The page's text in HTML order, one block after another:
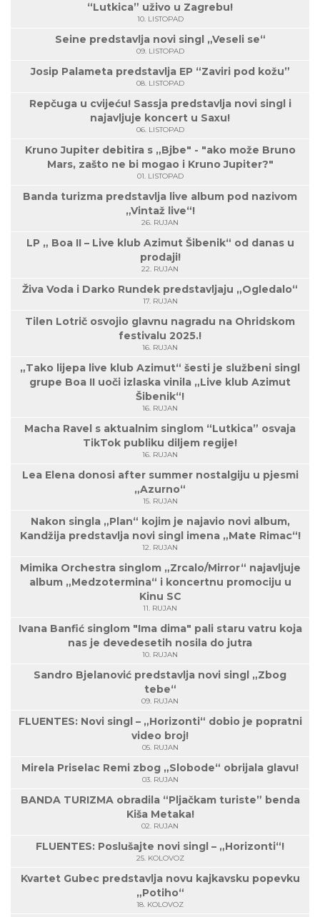
“Lutkica” uživo u Zagrebu!
10. LISTOPAD
Seine predstavlja novi singl „Veseli se“
09. LISTOPAD
Josip Palameta predstavlja EP “Zaviri pod kožu”
08. LISTOPAD
Repčuga u cvijeću! Sassja predstavlja novi singl i
najavljuje koncert u Saxu!
06. LISTOPAD
Kruno Jupiter debitira s „Bjbe" - "ako može Bruno
Mars, zašto ne bi mogao i Kruno Jupiter?"
01. LISTOPAD
Banda turizma predstavlja live album pod nazivom
„Vintaž live“!
26. RUJAN
LP „ Boa II – Live klub Azimut Šibenik“ od danas u
prodaji!
22. RUJAN
Živa Voda i Darko Rundek predstavljaju „Ogledalo“
17. RUJAN
Tilen Lotrič osvojio glavnu nagradu na Ohridskom
festivalu 2025.!
16. RUJAN
„Tako lijepa live klub Azimut“ šesti je službeni singl
grupe Boa II uoči izlaska vinila „Live klub Azimut
Šibenik“!
16. RUJAN
Macha Ravel s aktualnim singlom “Lutkica” osvaja
TikTok publiku diljem regije!
16. RUJAN
Lea Elena donosi after summer nostalgiju u pjesmi
„Azurno“
15. RUJAN
Nakon singla „Plan“ kojim je najavio novi album,
Kandžija predstavlja novi singl imena „Mate Rimac“!
12. RUJAN
Mimika Orchestra singlom „Zrcalo/Mirror“ najavljuje
album „Medzotermina“ i koncertnu promociju u
Kinu SC
11. RUJAN
Ivana Banfić singlom "Ima dima" pali staru vatru koja
nas je devedesetih nosila do jutra
10. RUJAN
Sandro Bjelanović predstavlja novi singl „Zbog
tebe“
09. RUJAN
FLUENTES: Novi singl – „Horizonti“ dobio je popratni
video broj!
05. RUJAN
Mirela Priselac Remi zbog „Slobode“ obrijala glavu!
03. RUJAN
BANDA TURIZMA obradila “Pljačkam turiste” benda
Kiša Metaka!
02. RUJAN
FLUENTES: Poslušajte novi singl – „Horizonti“!
25. KOLOVOZ
Kvartet Gubec predstavlja novu kajkavsku popevku
„Potiho“
18. KOLOVOZ